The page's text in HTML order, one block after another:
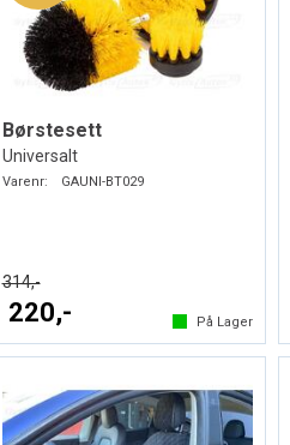
Børstesett
Universalt
Varenr: GAUNI-BT029
314,-
220,- På Lager